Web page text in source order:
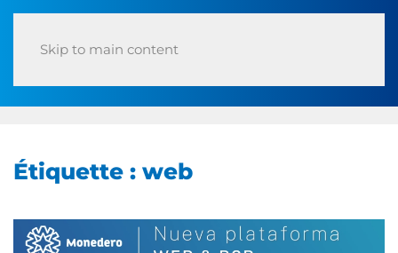
Skip to main content
Étiquette : web